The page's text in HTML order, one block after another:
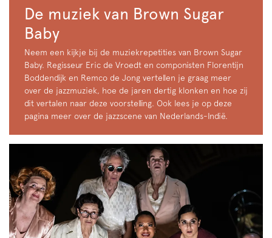
De muziek van Brown Sugar
Baby
Neem een kijkje bij de muziekrepetities van Brown Sugar
Baby. Regisseur Eric de Vroedt en componisten Florentijn
Boddendijk en Remco de Jong vertellen je graag meer
over de jazzmuziek, hoe de jaren dertig klonken en hoe zij
dit vertalen naar deze voorstelling. Ook lees je op deze
pagina meer over de jazzscene van Nederlands-Indië.